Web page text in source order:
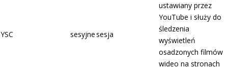
YSC sesyjnesesja
ustawiany przez
YouTube i służy do
śledzenia
wyświetleń
osadzonych filmów
wideo na stronach